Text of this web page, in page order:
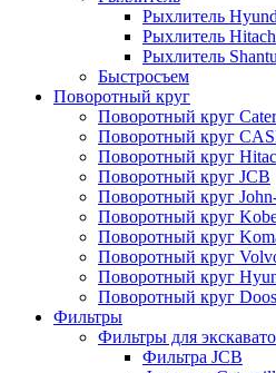
Рыхлитель
Рыхлитель
Рыхлитель
Быстросъем
Поворотный круг
Поворотный круг
Поворотный круг
Поворотный круг
Поворотный круг JCB
Поворотный круг
Поворотный круг
Поворотный круг
Поворотный круг
Поворотный круг
Поворотный круг
Фильтры
Фильтры для
Фильтра JCB